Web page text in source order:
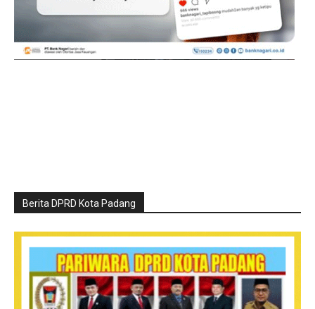
Berita DPRD Kota Padang